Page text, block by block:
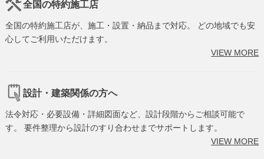
全国の特約施工店
全国の特約施工店が、施工・設置・納品まで対応。 どの地域でも安
心してご利用いただけます。
VIEW MORE
設計・建築関係の方へ
法令対応・必要設備・詳細図面など、設計段階からご相談可能で
す。 要件整理から設計のすり合わせまでサポートします。
VIEW MORE